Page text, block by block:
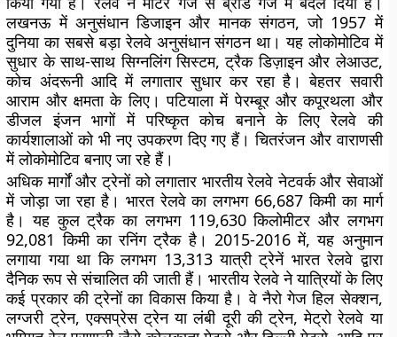
लखनऊ में अनुसंधान डिजाइन और मानक संगठन, जो 1957 में
दुनिया का सबसे बड़ा रेलवे अनुसंधान संगठन था। यह लोकोमोटिव में
सुधार के साथ-साथ सिग्नलिंग सिस्टम, ट्रैक डिज़ाइन और लेआउट,
कोच अंदरूनी आदि में लगातार सुधार कर रहा है। बेहतर सवारी
आराम और क्षमता के लिए। पटियाला में पेरम्बूर और कपूरथला और
डीजल इंजन भागों में परिष्कृत कोच बनाने के लिए रेलवे की
कार्यशालाओं को भी नए उपकरण दिए गए हैं। चितरंजन और वाराणसी
में लोकोमोटिव बनाए जा रहे हैं।
अधिक मार्गों और ट्रेनों को लगातार भारतीय रेलवे नेटवर्क और सेवाओं
में जोड़ा जा रहा है। भारत रेलवे का लगभग 66,687 किमी का मार्ग
है। यह कुल ट्रैक का लगभग 119,630 किलोमीटर और लगभग
92,081 किमी का रनिंग ट्रैक है। 2015-2016 में, यह अनुमान
लगाया गया था कि लगभग 13,313 यात्री ट्रेनें भारत रेलवे द्वारा
दैनिक रूप से संचालित की जाती हैं। भारतीय रेलवे ने यात्रियों के लिए
कई प्रकार की ट्रेनों का विकास किया है। वे नैरो गेज हिल सेक्शन,
लग्जरी ट्रेन, एक्सप्रेस ट्रेन या लंबी दूरी की ट्रेन, मेट्रो रेलवे या